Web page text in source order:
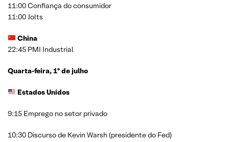
11:00 Confiança do consumidor
11:00 Jolts
China
22:45 PMI Industrial
Quarta-feira, 1º de julho
Estados Unidos
9:15 Emprego no setor privado
10:30 Discurso de Kevin Warsh (presidente do Fed)